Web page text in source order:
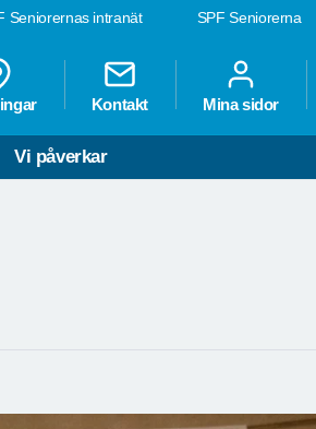
SPF Seniorerna
Seniorernas intranät
Kontakt Mina sidor
Vi påverkar